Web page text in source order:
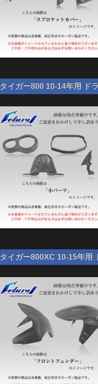
タイガー800 10-14年用 ド
タイガー800XC 10-15年用